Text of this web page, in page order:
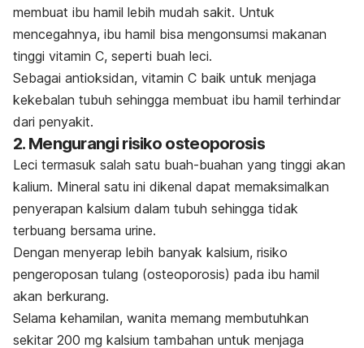
membuat ibu hamil lebih mudah sakit. Untuk
mencegahnya, ibu hamil bisa mengonsumsi makanan
tinggi vitamin C, seperti buah leci.
Sebagai antioksidan, vitamin C baik untuk menjaga
kekebalan tubuh sehingga membuat ibu hamil terhindar
dari penyakit.
2. Mengurangi risiko osteoporosis
Leci termasuk salah satu buah-buahan yang tinggi akan
kalium. Mineral satu ini dikenal dapat memaksimalkan
penyerapan kalsium dalam tubuh sehingga tidak
terbuang bersama urine.
Dengan menyerap lebih banyak kalsium, risiko
pengeroposan tulang (osteoporosis) pada ibu hamil
akan berkurang.
Selama kehamilan, wanita memang membutuhkan
sekitar 200 mg kalsium tambahan untuk menjaga